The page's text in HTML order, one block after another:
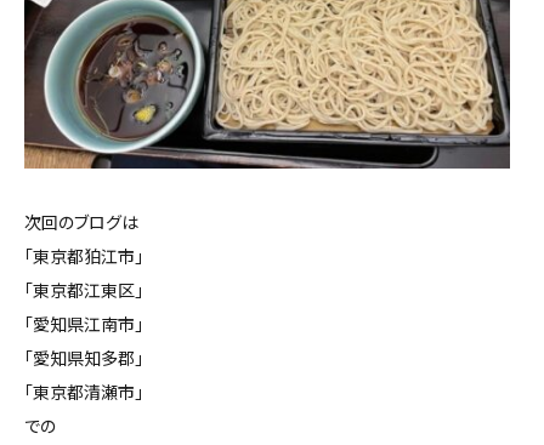
次回のブログは
「東京都狛江市」
「東京都江東区」
「愛知県江南市」
「愛知県知多郡」
「東京都清瀬市」
での